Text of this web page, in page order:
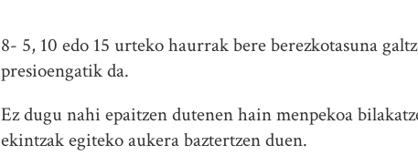
8- 5, 10 edo 15 urteko haurrak bere berezkotasuna
presioengatik da.
Ez dugu nahi epaitzen dutenen hain menpekoa
ekintzak egiteko aukera baztertzen duen.